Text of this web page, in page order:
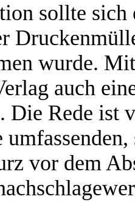
sollte sich
wurde.
auch
Die Rede ist
vor dem